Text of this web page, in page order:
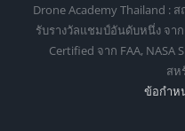
Drone Academy Thailand :
รับรางวัลแชมป์อันดับหนึ่ง จา
Certified จาก FAA, NASA
สห
ข้อกำห